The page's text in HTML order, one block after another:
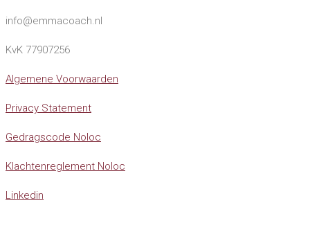
info@emmacoach.nl
KvK 77907256
Algemene Voorwaarden
Privacy Statement
Gedragscode Noloc
Klachtenreglement Noloc
Linkedin